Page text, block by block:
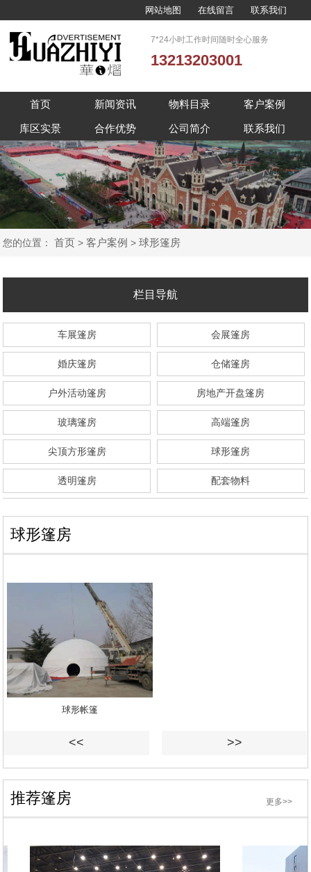
网站地图 在线留言 联系我们
7*24小时工作时间随时全心服务
13213203001
首页 新闻资讯 物料目录 客户案例
库区实景 合作优势 公司简介 联系我们
您的位置：首页 >客户案例 >球形篷房
栏目导航
车展篷房 会展篷房
婚庆篷房 仓储篷房
户外活动篷房 房地产开盘篷房
玻璃篷房 高端篷房
尖顶方形篷房 球形篷房
透明篷房 配套物料
球形篷房
球形帐篷
<< >>
推荐篷房 更多>>